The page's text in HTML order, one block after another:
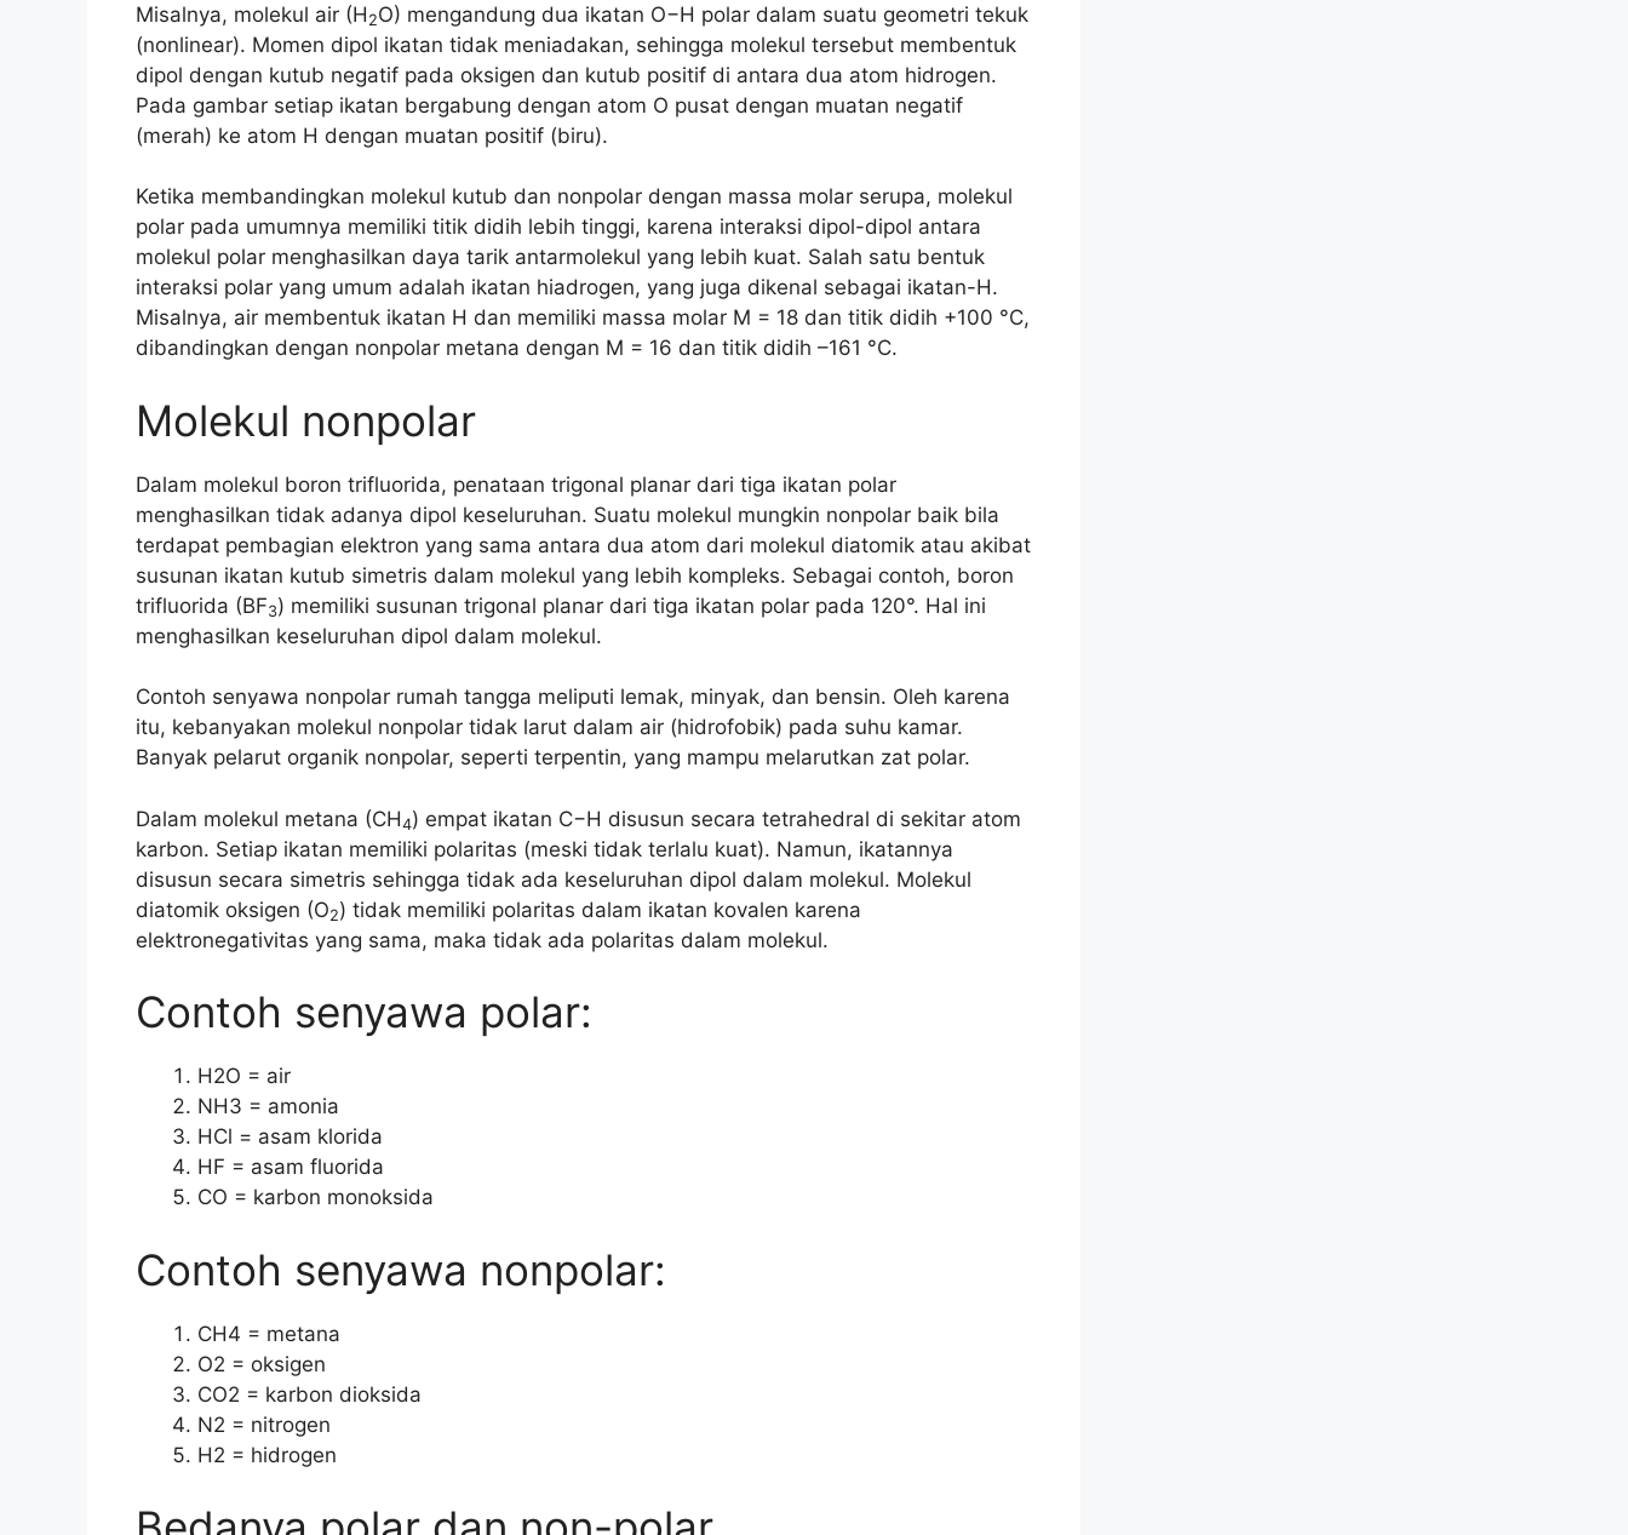
Misalnya, molekul air (H 2O) mengandung dua ikatan O−H polar dalam suatu geometri tekuk
(nonlinear). Momen dipol ikatan tidak meniadakan, sehingga molekul tersebut membentuk
dipol dengan kutub negatif pada oksigen dan kutub positif di antara dua atom hidrogen.
Pada gambar setiap ikatan bergabung dengan atom O pusat dengan muatan negatif
(merah) ke atom H dengan muatan positif (biru).
Ketika membandingkan molekul kutub dan nonpolar dengan massa molar serupa, molekul
polar pada umumnya memiliki titik didih lebih tinggi, karena interaksi dipol-dipol antara
molekul polar menghasilkan daya tarik antarmolekul yang lebih kuat. Salah satu bentuk
interaksi polar yang umum adalah ikatan hiadrogen, yang juga dikenal sebagai ikatan-H.
Misalnya, air membentuk ikatan H dan memiliki massa molar M = 18 dan titik didih +100 °C,
dibandingkan dengan nonpolar metana dengan M = 16 dan titik didih –161 °C.
Molekul nonpolar
Dalam molekul boron trifluorida, penataan trigonal planar dari tiga ikatan polar
menghasilkan tidak adanya dipol keseluruhan. Suatu molekul mungkin nonpolar baik bila
terdapat pembagian elektron yang sama antara dua atom dari molekul diatomik atau akibat
susunan ikatan kutub simetris dalam molekul yang lebih kompleks. Sebagai contoh, boron
trifluorida (BF3) memiliki susunan trigonal planar dari tiga ikatan polar pada 120°. Hal ini
menghasilkan keseluruhan dipol dalam molekul.
Contoh senyawa nonpolar rumah tangga meliputi lemak, minyak, dan bensin. Oleh karena
itu, kebanyakan molekul nonpolar tidak larut dalam air (hidrofobik) pada suhu kamar.
Banyak pelarut organik nonpolar, seperti terpentin, yang mampu melarutkan zat polar.
Dalam molekul metana (CH4) empat ikatan C−H disusun secara tetrahedral di sekitar atom
karbon. Setiap ikatan memiliki polaritas (meski tidak terlalu kuat). Namun, ikatannya
disusun secara simetris sehingga tidak ada keseluruhan dipol dalam molekul. Molekul
diatomik oksigen (O2) tidak memiliki polaritas dalam ikatan kovalen karena
elektronegativitas yang sama, maka tidak ada polaritas dalam molekul.
Contoh senyawa polar:
H2O = air
NH3 = amonia
HCl = asam klorida
HF = asam fluorida
CO = karbon monoksida
Contoh senyawa nonpolar:
CH4 = metana
O2 = oksigen
CO2 = karbon dioksida
N2 = nitrogen
H2 = hidrogen